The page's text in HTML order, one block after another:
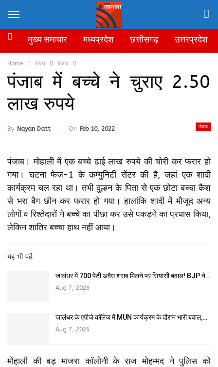
Home राज्य पंजाब
पंजाब में बच्चे ने चुराए 2.50
लाख रुपये
पंजाब
By Nayan Datt On Feb 10, 2022
पंजाब। मोहाली में एक बच्चे ढाई लाख रुपये की चोरी कर फरार हो
गया। घटना फेज-1 के कम्युनिटी सेंटर की है, जहां एक शादी
कार्यक्रम चल रहा था। तभी दुल्हन के पिता से एक छोटा बच्चा कैश
से भरा बैग छीन कर फरार हो गया। हालांकि शादी में मौजूद अन्य
लोगों व रिश्तेदारों ने बच्चे का पीछा कर उसे पकड़ने का प्रयास किया,
लेकिन शातिर बच्चा हाथ नहीं आया।
यह भी पढ़ें
जालंधर में 700 पेटी अवैध शराब मिलने पर सियासी बवाल! BJP ने…
Aug 7, 2026
जालंधर के एपीजे कॉलेज में MUN कार्यक्रम के दौरान भारी बवाल,…
Aug 7, 2026
मोहाली की बड़ माजरा कॉलोनी के राज मोहम्मद ने पुलिस को
मुख्य समाचार मध्यप्रदेश छत्तीसगढ़ उत्तरप्रदेश